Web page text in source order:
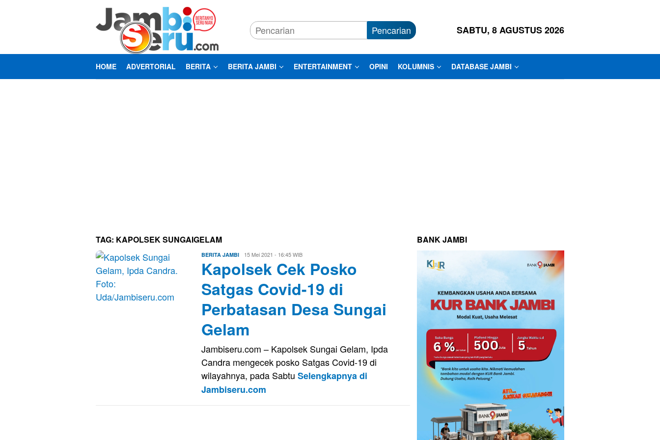
Pencarian SABTU, 8 AGUSTUS 2026
HOME ADVERTORIAL BERITA BERITA JAMBI ENTERTAINMENT OPINI KOLUMNIS DATABASE JAMBI
TAG: KAPOLSEK SUNGAIGELAM
BERITA JAMBI Eri
Saputra
15 Mei 2021 - 16:45 WIB
Kapolsek Cek Posko
Satgas Covid-19 di
Perbatasan Desa Sungai
Gelam
Jambiseru.com – Kapolsek Sungai Gelam, Ipda
Candra mengecek posko Satgas Covid-19 di
wilayahnya, pada Sabtu Selengkapnya di
Jambiseru.com
BANK JAMBI